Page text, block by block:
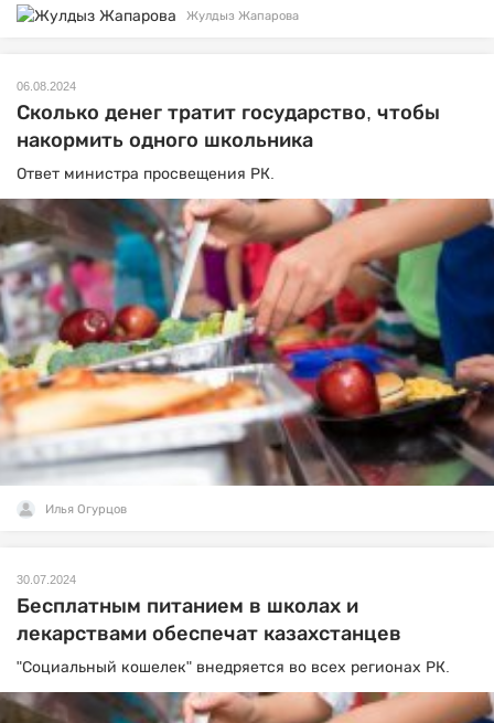
Жулдыз Жапарова
06.08.2024
Сколько денег тратит государство, чтобы
накормить одного школьника
Ответ министра просвещения РК.
Илья Огурцов
30.07.2024
Бесплатным питанием в школах и
лекарствами обеспечат казахстанцев
"Социальный кошелек" внедряется во всех регионах РК.